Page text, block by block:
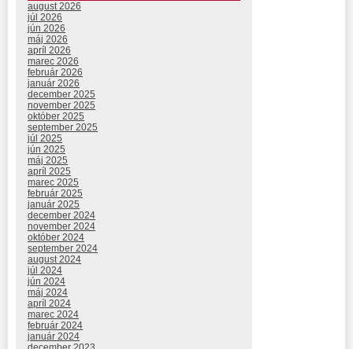
august 2026
júl 2026
jún 2026
máj 2026
apríl 2026
marec 2026
február 2026
január 2026
december 2025
november 2025
október 2025
september 2025
júl 2025
jún 2025
máj 2025
apríl 2025
marec 2025
február 2025
január 2025
december 2024
november 2024
október 2024
september 2024
august 2024
júl 2024
jún 2024
máj 2024
apríl 2024
marec 2024
február 2024
január 2024